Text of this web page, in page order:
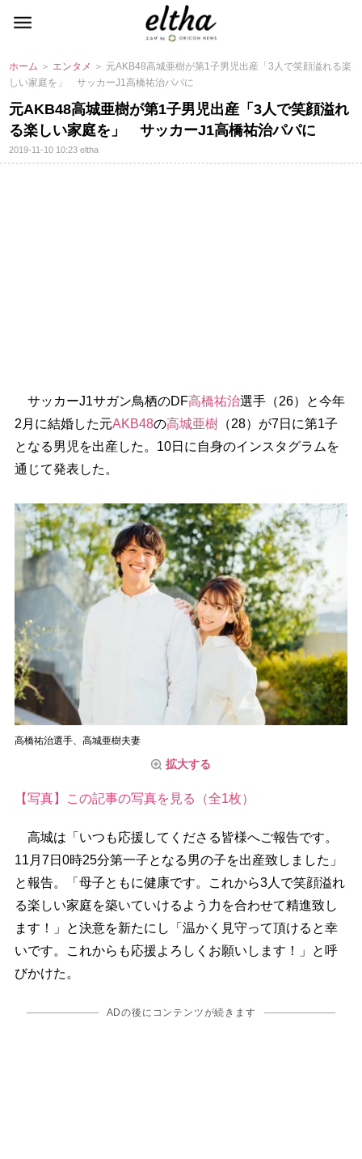
ホーム ＞ エンタメ ＞ 元AKB48高城亜樹が第1子男児出産「3人で笑顔溢れる楽
しい家庭を」 サッカーJ1高橋祐治パパに
元AKB48高城亜樹が第1子男児出産「3人で笑顔溢れ
る楽しい家庭を」 サッカーJ1高橋祐治パパに
2019-11-10 10:23eltha
サッカーJ1サガン鳥栖のDF高橋祐治選手（26）と今年
2月に結婚した元AKB48の高城亜樹（28）が7日に第1子
となる男児を出産した。10日に自身のインスタグラムを
通じて発表した。
高橋祐治選手、高城亜樹夫妻
拡大する
【写真】この記事の写真を見る（全1枚）
高城は「いつも応援してくださる皆様へご報告です。
11月7日0時25分第一子となる男の子を出産致しました」
と報告。「母子ともに健康です。これから3人で笑顔溢れ
る楽しい家庭を築いていけるよう力を合わせて精進致し
ます！」と決意を新たにし「温かく見守って頂けると幸
いです。これからも応援よろしくお願いします！」と呼
びかけた。
ADの後にコンテンツが続きます